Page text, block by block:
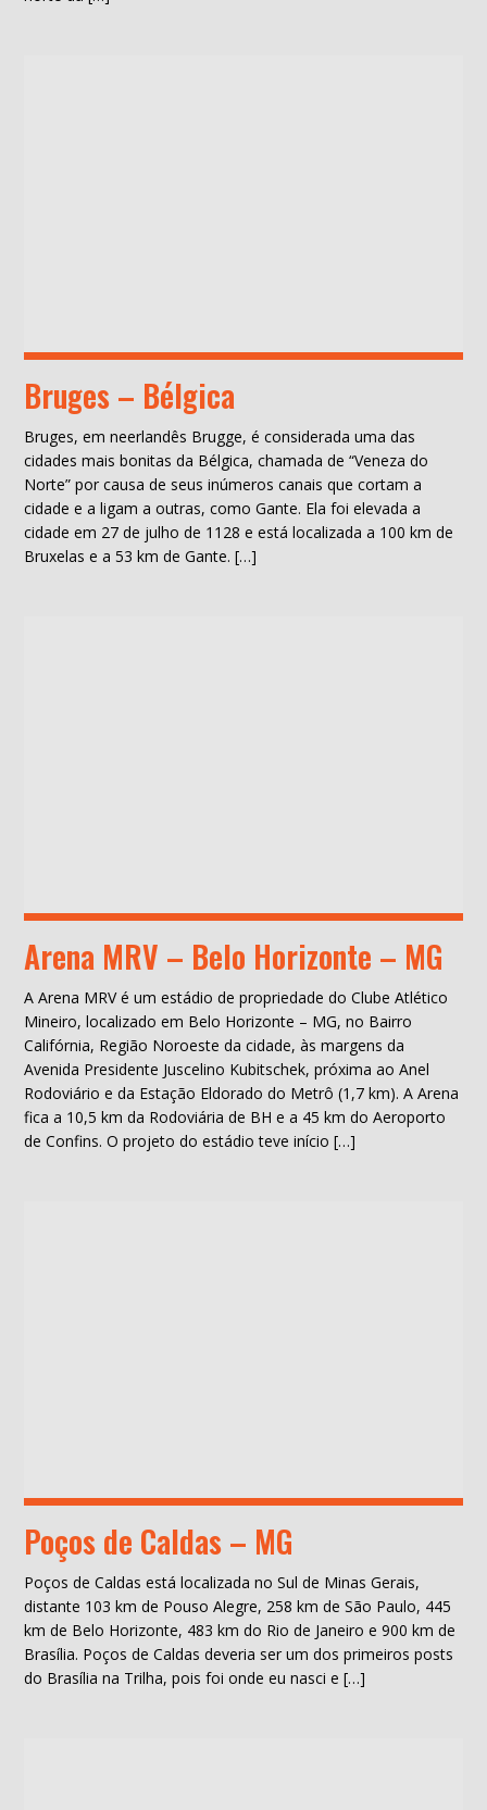
Bruges – Bélgica
Bruges, em neerlandês Brugge, é considerada uma das
cidades mais bonitas da Bélgica, chamada de “Veneza do
Norte” por causa de seus inúmeros canais que cortam a
cidade e a ligam a outras, como Gante. Ela foi elevada a
cidade em 27 de julho de 1128 e está localizada a 100 km de
Bruxelas e a 53 km de Gante. […]
Arena MRV – Belo Horizonte – MG
A Arena MRV é um estádio de propriedade do Clube Atlético
Mineiro, localizado em Belo Horizonte – MG, no Bairro
Califórnia, Região Noroeste da cidade, às margens da
Avenida Presidente Juscelino Kubitschek, próxima ao Anel
Rodoviário e da Estação Eldorado do Metrô (1,7 km). A Arena
fica a 10,5 km da Rodoviária de BH e a 45 km do Aeroporto
de Confins. O projeto do estádio teve início […]
Poços de Caldas – MG
Poços de Caldas está localizada no Sul de Minas Gerais,
distante 103 km de Pouso Alegre, 258 km de São Paulo, 445
km de Belo Horizonte, 483 km do Rio de Janeiro e 900 km de
Brasília. Poços de Caldas deveria ser um dos primeiros posts
do Brasília na Trilha, pois foi onde eu nasci e […]